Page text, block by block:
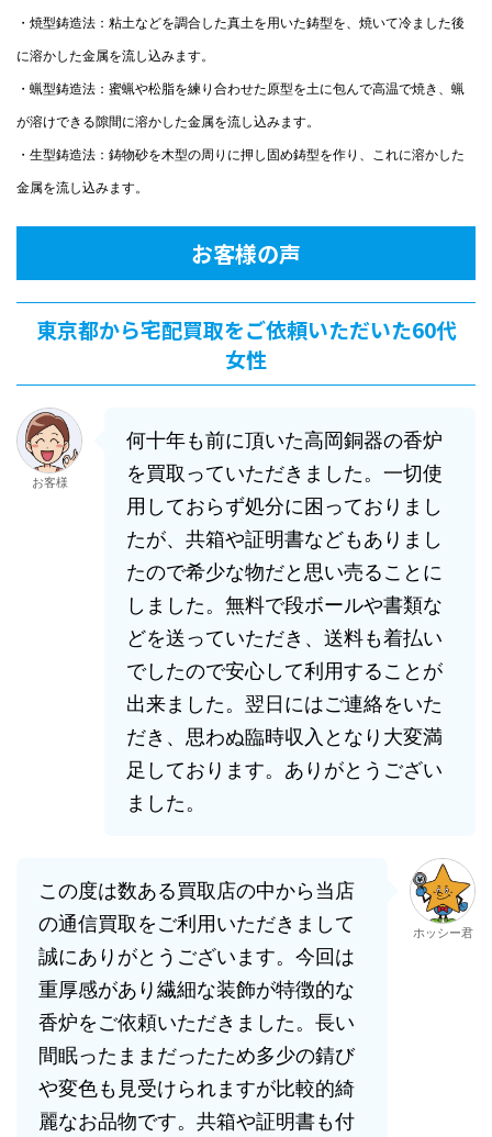
・焼型鋳造法：粘土などを調合した真土を用いた鋳型を、焼いて冷ました後
に溶かした金属を流し込みます。
・蝋型鋳造法：蜜蝋や松脂を練り合わせた原型を土に包んで高温で焼き、蝋
が溶けできる隙間に溶かした金属を流し込みます。
・生型鋳造法：鋳物砂を木型の周りに押し固め鋳型を作り、これに溶かした
金属を流し込みます。
お客様の声
東京都から宅配買取をご依頼いただいた60代
女性
お客様
何十年も前に頂いた高岡銅器の香炉
を買取っていただきました。一切使
用しておらず処分に困っておりまし
たが、共箱や証明書などもありまし
たので希少な物だと思い売ることに
しました。無料で段ボールや書類な
どを送っていただき、送料も着払い
でしたので安心して利用することが
出来ました。翌日にはご連絡をいた
だき、思わぬ臨時収入となり大変満
足しております。ありがとうござい
ました。
この度は数ある買取店の中から当店
の通信買取をご利用いただきまして
誠にありがとうございます。今回は
重厚感があり繊細な装飾が特徴的な
香炉をご依頼いただきました。長い
間眠ったままだったため多少の錆び
や変色も見受けられますが比較的綺
麗なお品物です。共箱や証明書も付
ホッシー君